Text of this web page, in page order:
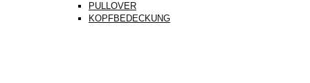
PULLOVER
KOPFBEDECKUNG